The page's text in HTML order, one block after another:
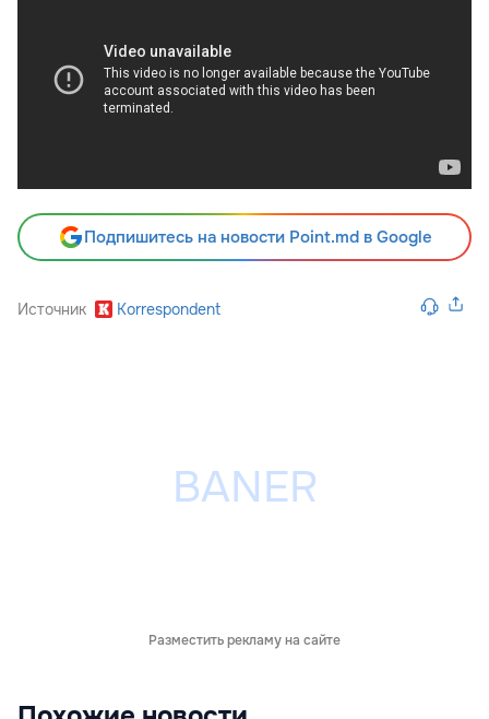
Подпишитесь на новости Point.md в Google
Источник Korrespondent
Разместить рекламу на сайте